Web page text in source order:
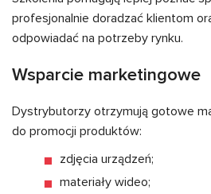
profesjonalnie doradzać klientom
odpowiadać na potrzeby rynku.
Wsparcie marketingowe
Dystrybutorzy otrzymują gotowe
do promocji produktów:
zdjęcia urządzeń;
materiały wideo;